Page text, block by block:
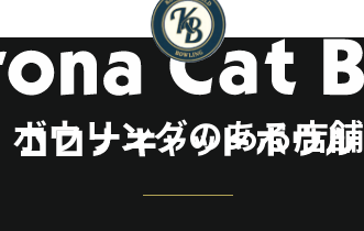
ボウリングのある店舗